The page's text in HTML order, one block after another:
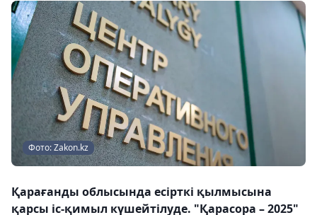
Фото: Zakon.kz
Қарағанды облысында есірткі қылмысына
қарсы іс-қимыл күшейтілуде. "Қарасора – 2025"